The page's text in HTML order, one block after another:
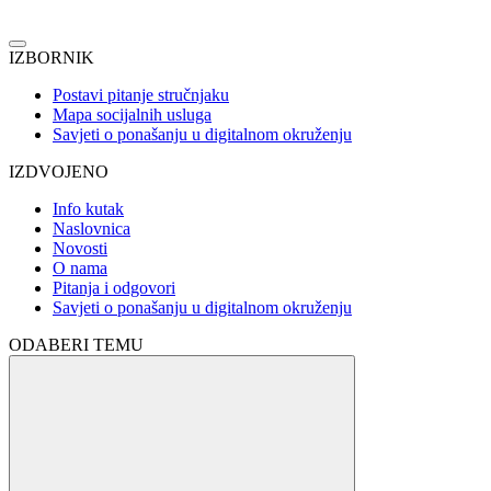
IZBORNIK
Postavi pitanje stručnjaku
Mapa socijalnih usluga
Savjeti o ponašanju u digitalnom okruženju
IZDVOJENO
Info kutak
Naslovnica
Novosti
O nama
Pitanja i odgovori
Savjeti o ponašanju u digitalnom okruženju
ODABERI TEMU